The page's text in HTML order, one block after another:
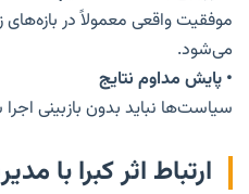
موفقیت واقعی معمولاً در
می‌شود.
• پایش مداوم نتایج
سیاست‌ها نباید بدون بازبینی
ارتباط اثر کبرا